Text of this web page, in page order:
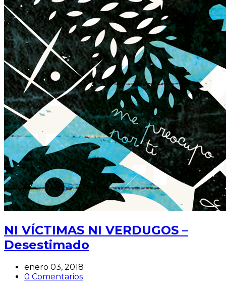
NI VÍCTIMAS NI VERDUGOS –
Desestimado
enero 03, 2018
0 Comentarios